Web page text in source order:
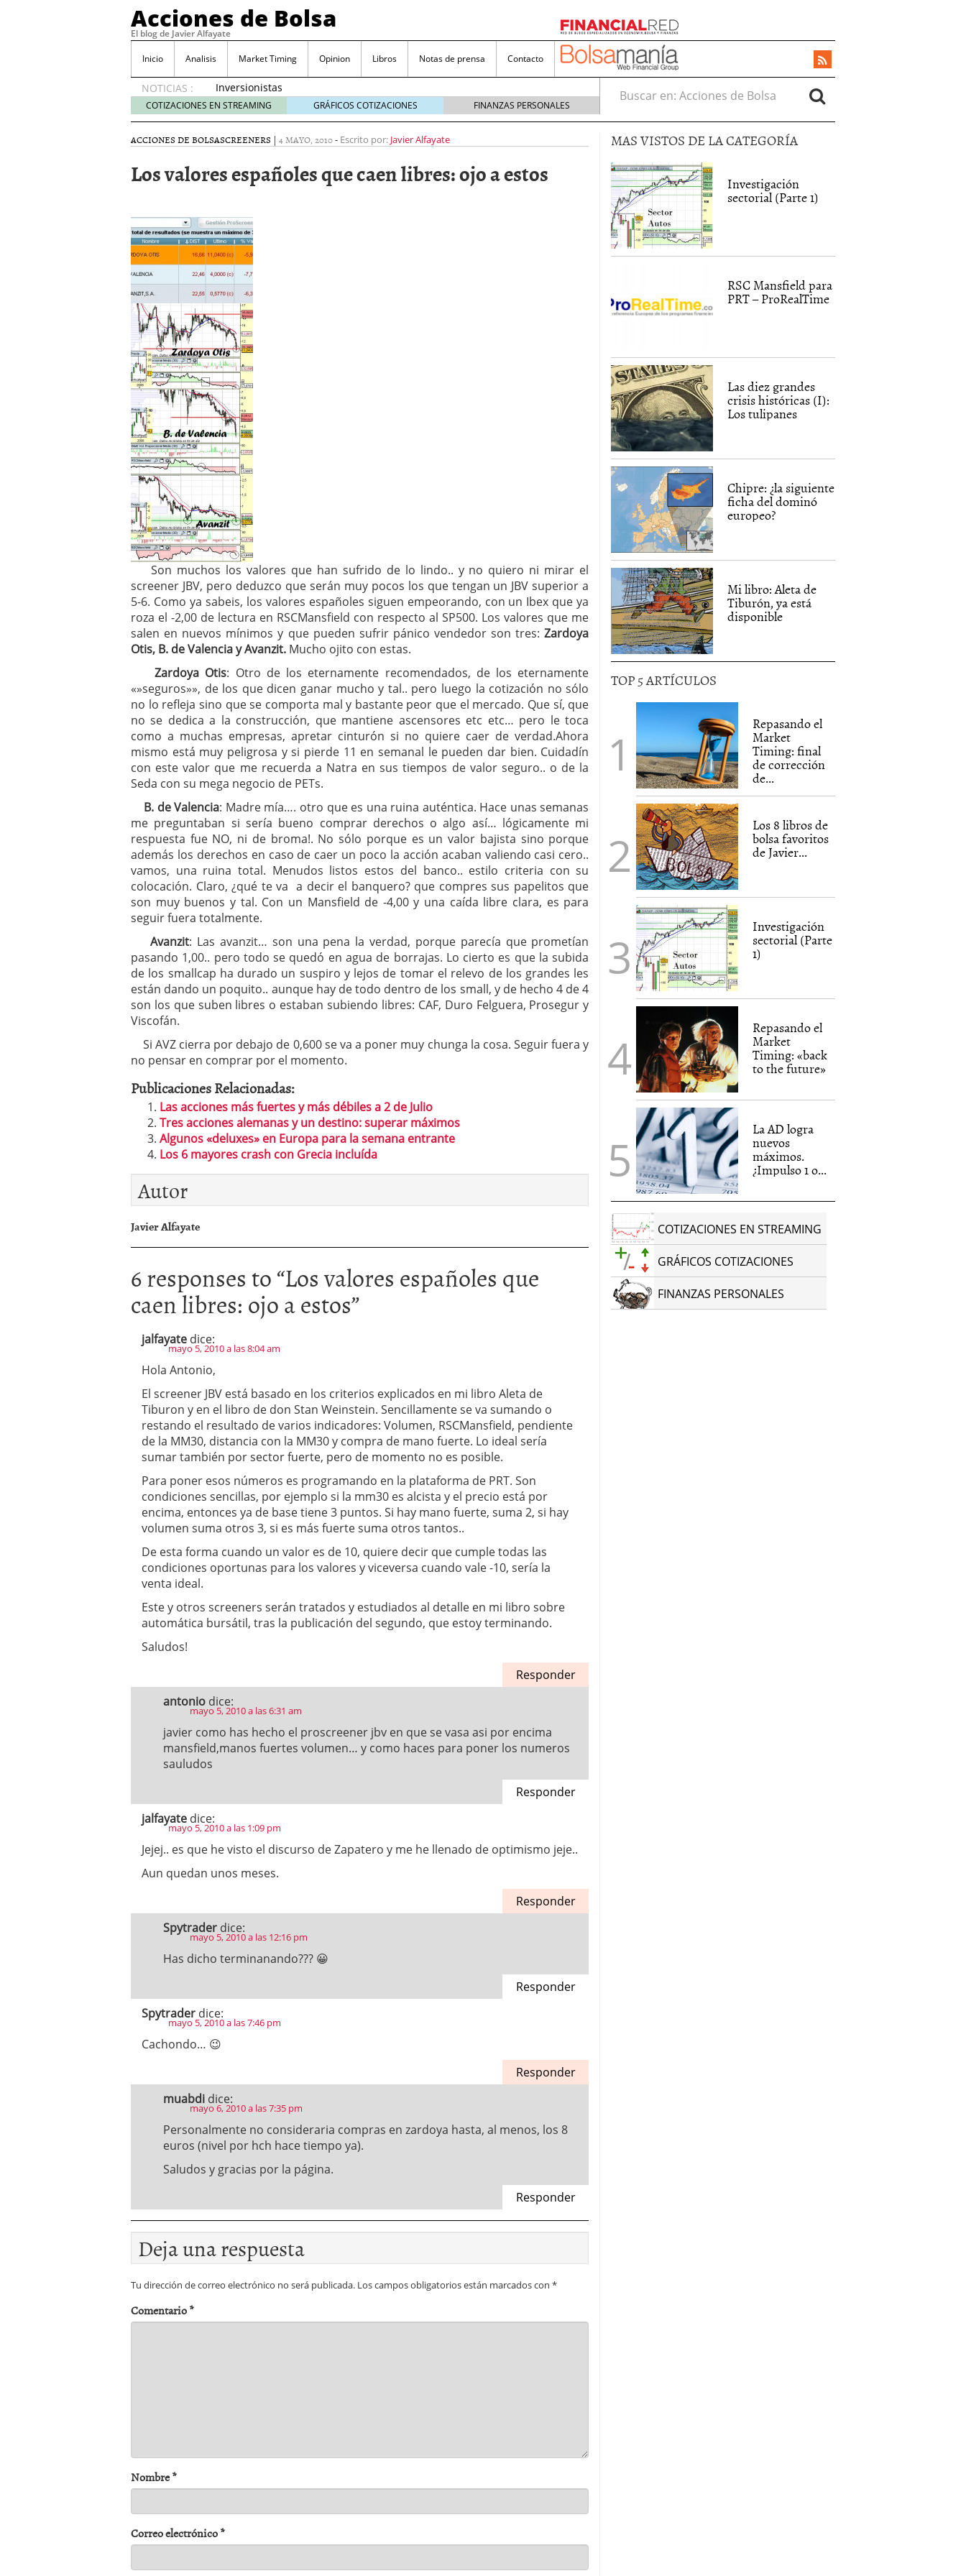
Acciones de Bolsa
El blog de Javier Alfayate
Inicio Analisis Market Timing Opinion Libros Notas de prensa Contacto
NOTICIAS :
Inversionistas
VIP en
México
creciente
por SIFX
mayo 8,
Qué es una acción infravalorada y por qué no hay que perderlas de vista
noviembre 30, 2024
Entendiendo los ETF de Bitcoin
Dividend Kings: empresas que destacan por sus dividendos constantes
noviembre 12, 2024
Descubre RealAdvisor: Una poderosa herramienta para tus inversiones
inmobiliarias
COTIZACIONES EN STREAMING GRÁFICOS COTIZACIONES FINANZAS PERSONALES
Buscar en:
ACCIONES DE BOLSASCREENERS | 4 MAYO, 2010- Escrito por: Javier Alfayate
Los valores españoles que caen libres: ojo a estos
Son muchos los valores que han sufrido de lo lindo.. y no quiero ni mirar el
screener JBV, pero deduzco que serán muy pocos los que tengan un JBV superior a
5-6. Como ya sabeis, los valores españoles siguen empeorando, con un Ibex que ya
roza el -2,00 de lectura en RSCMansfield con respecto al SP500. Los valores que me
salen en nuevos mínimos y que pueden sufrir pánico vendedor son tres:Zardoya
Otis, B. de Valencia y Avanzit. Mucho ojito con estas.
Zardoya Otis: Otro de los eternamente recomendados, de los eternamente
«»seguros»», de los que dicen ganar mucho y tal.. pero luego la cotización no sólo
no lo refleja sino que se comporta mal y bastante peor que el mercado. Que sí, que
no se dedica a la construcción, que mantiene ascensores etc etc… pero le toca
como a muchas empresas, apretar cinturón si no quiere caer de verdad.Ahora
mismo está muy peligrosa y si pierde 11 en semanal le pueden dar bien. Cuidadín
con este valor que me recuerda a Natra en sus tiempos de valor seguro.. o de la
Seda con su mega negocio de PETs.
B. de Valencia: Madre mía…. otro que es una ruina auténtica. Hace unas semanas
me preguntaban si sería bueno comprar derechos o algo así… lógicamente mi
respuesta fue NO, ni de broma!. No sólo porque es un valor bajista sino porque
además los derechos en caso de caer un poco la acción acaban valiendo casi cero..
vamos, una ruina total. Menudos listos estos del banco.. estilo criteria con su
colocación. Claro, ¿qué te va a decir el banquero? que compres sus papelitos que
son muy buenos y tal. Con un Mansfield de -4,00 y una caída libre clara, es para
seguir fuera totalmente.
Avanzit: Las avanzit… son una pena la verdad, porque parecía que prometían
pasando 1,00.. pero todo se quedó en agua de borrajas. Lo cierto es que la subida
de los smallcap ha durado un suspiro y lejos de tomar el relevo de los grandes les
están dando un poquito.. aunque hay de todo dentro de los small, y de hecho 4 de 4
son los que suben libres o estaban subiendo libres: CAF, Duro Felguera, Prosegur y
Viscofán.
Si AVZ cierra por debajo de 0,600 se va a poner muy chunga la cosa. Seguir fuera y
no pensar en comprar por el momento.
Publicaciones Relacionadas:
Las acciones más fuertes y más débiles a 2 de Julio
Tres acciones alemanas y un destino: superar máximos
Algunos «deluxes» en Europa para la semana entrante
Los 6 mayores crash con Grecia incluída
Autor
Javier Alfayate
6 responses to “Los valores españoles que
caen libres: ojo a estos”
jalfayate dice:
mayo 5, 2010 a las 8:04 am
Hola Antonio,
El screener JBV está basado en los criterios explicados en mi libro Aleta de
Tiburon y en el libro de don Stan Weinstein. Sencillamente se va sumando o
restando el resultado de varios indicadores: Volumen, RSCMansfield, pendiente
de la MM30, distancia con la MM30 y compra de mano fuerte. Lo ideal sería
sumar también por sector fuerte, pero de momento no es posible.
Para poner esos números es programando en la plataforma de PRT. Son
condiciones sencillas, por ejemplo si la mm30 es alcista y el precio está por
encima, entonces ya de base tiene 3 puntos. Si hay mano fuerte, suma 2, si hay
volumen suma otros 3, si es más fuerte suma otros tantos..
De esta forma cuando un valor es de 10, quiere decir que cumple todas las
condiciones oportunas para los valores y viceversa cuando vale -10, sería la
venta ideal.
Este y otros screeners serán tratados y estudiados al detalle en mi libro sobre
automática bursátil, tras la publicación del segundo, que estoy terminando.
Saludos!
Responder
antonio dice:
mayo 5, 2010 a las 6:31 am
javier como has hecho el proscreener jbv en que se vasa asi por encima
mansfield,manos fuertes volumen… y como haces para poner los numeros
sauludos
Responder
jalfayate dice:
mayo 5, 2010 a las 1:09 pm
Jejej.. es que he visto el discurso de Zapatero y me he llenado de optimismo jeje..
Aun quedan unos meses.
Responder
Spytrader dice:
mayo 5, 2010 a las 12:16 pm
Has dicho terminanando??? 😀
Responder
Spytrader dice:
mayo 5, 2010 a las 7:46 pm
Cachondo… 😉
Responder
muabdi dice:
mayo 6, 2010 a las 7:35 pm
Personalmente no consideraria compras en zardoya hasta, al menos, los 8
euros (nivel por hch hace tiempo ya).
Saludos y gracias por la página.
Responder
Deja una respuesta
Tu dirección de correo electrónico no será publicada. Los campos obligatorios están marcados con *
Comentario*
Nombre*
Correo electrónico*
MAS VISTOS DE LA CATEGORÍA
Investigación
sectorial (Parte 1)
RSC Mansfield para
PRT – ProRealTime
Las diez grandes
crisis históricas (I):
Los tulipanes
Chipre: ¿la siguiente
ficha del dominó
europeo?
Mi libro: Aleta de
Tiburón, ya está
disponible
TOP 5 ARTÍCULOS
Repasando el
Market
Timing: final
de corrección
de...
Los 8 libros de
bolsa favoritos
de Javier...
Investigación
sectorial (Parte
1)
Repasando el
Market
Timing: «back
to the future»
La AD logra
nuevos
máximos.
¿Impulso 1 o...
COTIZACIONES EN STREAMING
GRÁFICOS COTIZACIONES
FINANZAS PERSONALES